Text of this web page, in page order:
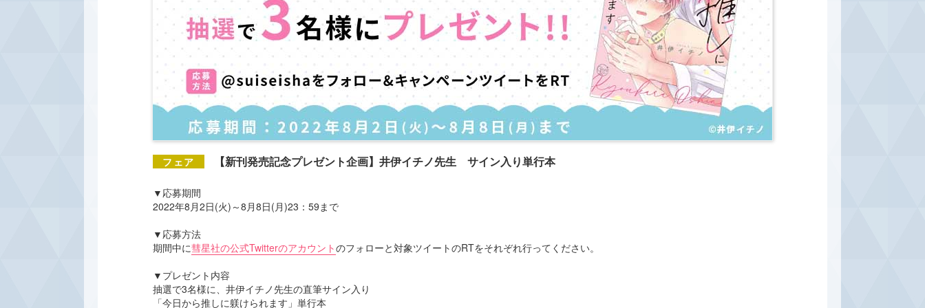
【新刊発売記念プレゼント企画】井伊イチノ先生 サイン入り単行本
▼応募期間
2022年8月2日(火)～8月8日(月)23：59まで
▼応募方法
期間中に彗星社の公式Twitterのアカウントのフォローと対象ツイートのRTをそれぞれ行ってください。
▼プレゼント内容
抽選で3名様に、井伊イチノ先生の直筆サイン入り
「今日から推しに躾けられます」単行本